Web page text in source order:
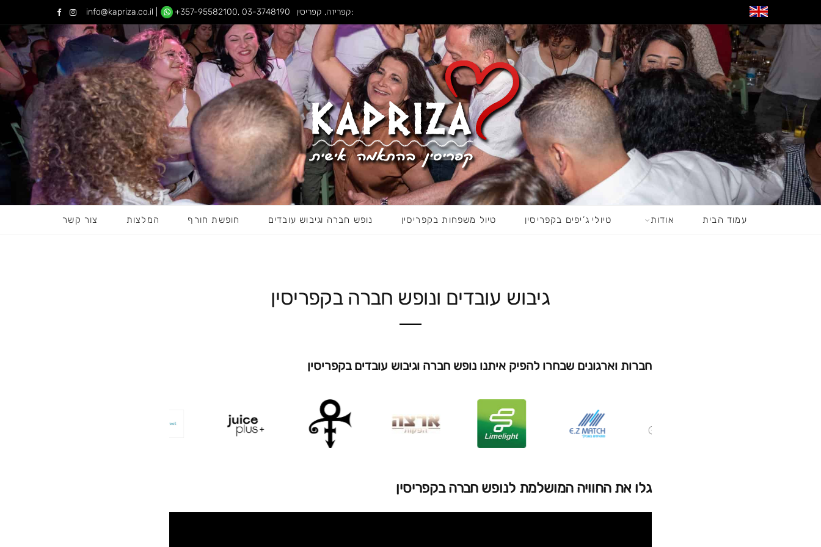
F
a
e
b
o
o
I
n
t
a
r
a
m
info@kapriza.co.il +357-95582100, 03-3748190 קפריזה, קפריסין:
עמוד הבית אודות טיולי ג’יפים בקפריסין טיול משפחות בקפריסין נופש חברה וגיבוש עובדים חופשת חורף המלצות צור קשר
גיבוש עובדים ונופש חברה בקפריסין
חברות וארגונים שבחרו להפיק איתנו נופש חברה וגיבוש עובדים בקפריסין
גלו את החוויה המושלמת לנופש חברה בקפריסין